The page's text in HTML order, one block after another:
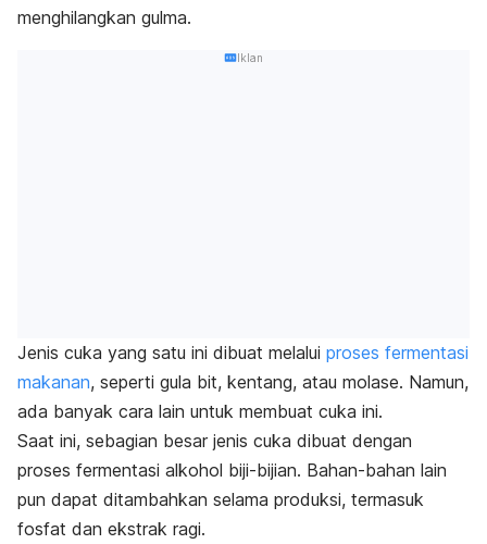
menghilangkan gulma.
Iklan
Jenis cuka yang satu ini dibuat melalui proses fermentasi
makanan, seperti gula bit, kentang, atau molase. Namun,
ada banyak cara lain untuk membuat cuka ini.
Saat ini, sebagian besar jenis cuka dibuat dengan
proses fermentasi alkohol biji-bijian. Bahan-bahan lain
pun dapat ditambahkan selama produksi, termasuk
fosfat dan ekstrak ragi.